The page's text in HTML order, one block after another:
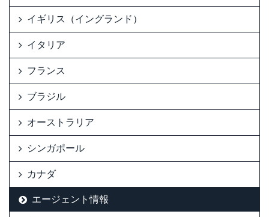
イギリス（イングランド）
イタリア
フランス
ブラジル
オーストラリア
シンガポール
カナダ
エージェント情報